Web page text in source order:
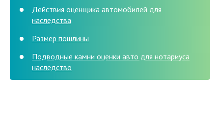
Действия оценщика автомобилей для
наследства
Размер пошлины
Подводные камни оценки авто для нотариуса
наследство